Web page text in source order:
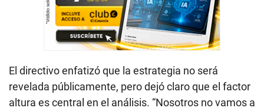
El directivo enfatizó que la estrategia no será
revelada públicamente, pero dejó claro que el factor
altura es central en el análisis. “Nosotros no vamos a